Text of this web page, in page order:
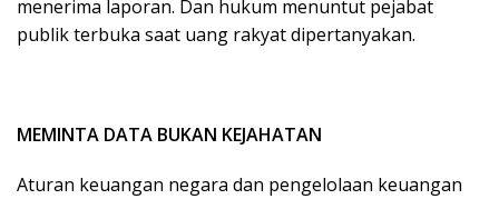
menerima laporan. Dan hukum menuntut pejabat
publik terbuka saat uang rakyat dipertanyakan.
MEMINTA DATA BUKAN KEJAHATAN
Aturan keuangan negara dan pengelolaan keuangan